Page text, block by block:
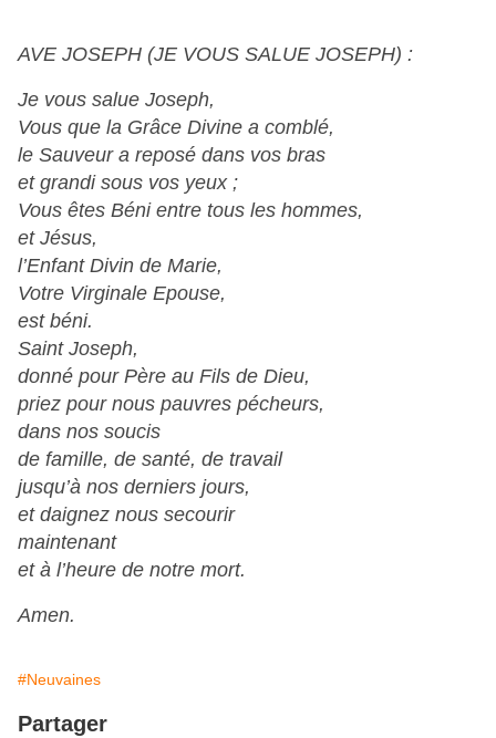
AVE JOSEPH (JE VOUS SALUE JOSEPH) :
Je vous salue Joseph,
Vous que la Grâce Divine a comblé,
le Sauveur a reposé dans vos bras
et grandi sous vos yeux ;
Vous êtes Béni entre tous les hommes,
et Jésus,
l’Enfant Divin de Marie,
Votre Virginale Epouse,
est béni.
Saint Joseph,
donné pour Père au Fils de Dieu,
priez pour nous pauvres pécheurs,
dans nos soucis
de famille, de santé, de travail
jusqu’à nos derniers jours,
et daignez nous secourir
maintenant
et à l’heure de notre mort.
Amen.
#Neuvaines
Partager